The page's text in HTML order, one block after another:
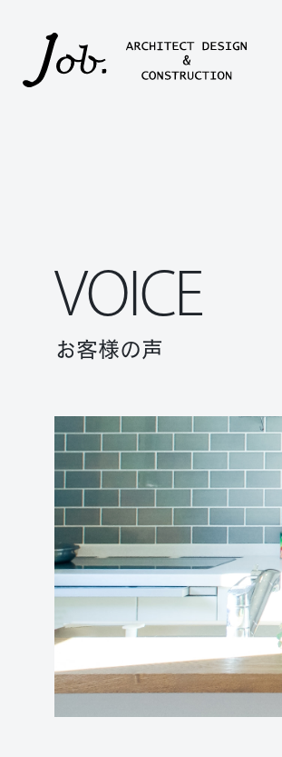
VOICE
お客様の声